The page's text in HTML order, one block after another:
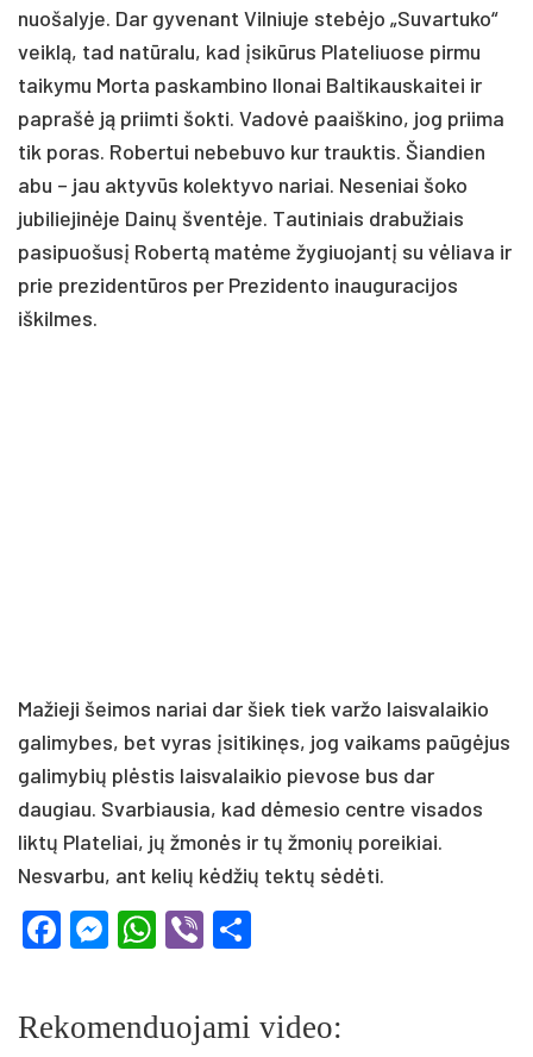
nuošalyje. Dar gyvenant Vilniuje stebėjo „Suvartuko“
veiklą, tad natūralu, kad įsikūrus Plateliuose pirmu
taikymu Morta paskambino Ilonai Baltikauskaitei ir
paprašė ją priimti šokti. Vadovė paaiškino, jog priima
tik poras. Robertui nebebuvo kur trauktis. Šiandien
abu – jau aktyvūs kolektyvo nariai. Neseniai šoko
jubiliejinėje Dainų šventėje. Tautiniais drabužiais
pasipuošusį Robertą matėme žygiuojantį su vėliava ir
prie prezidentūros per Prezidento inauguracijos
iškilmes.
Mažieji šeimos nariai dar šiek tiek varžo laisvalaikio
galimybes, bet vyras įsitikinęs, jog vaikams paūgėjus
galimybių plėstis laisvalaikio pievose bus dar
daugiau. Svarbiausia, kad dėmesio centre visados
liktų Plateliai, jų žmonės ir tų žmonių poreikiai.
Nesvarbu, ant kelių kėdžių tektų sėdėti.
Facebook
Messenger
WhatsApp
Viber
Rekomenduojami video: